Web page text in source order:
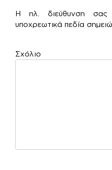
Η ηλ. διεύθυνση σας
υποχρεωτικά πεδία